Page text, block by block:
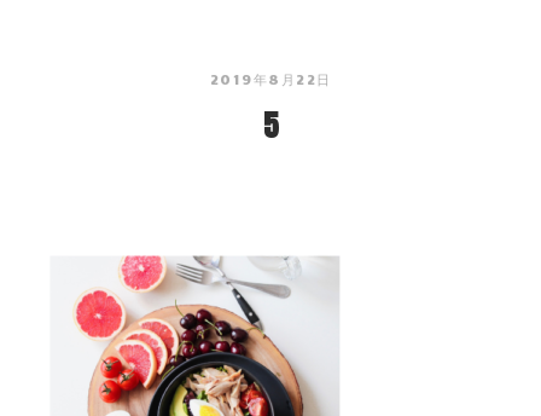
2019年8月22日
5